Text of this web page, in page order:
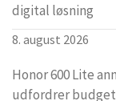
digital løsning
8. august 2026
Honor 600 Lite
udfordrer